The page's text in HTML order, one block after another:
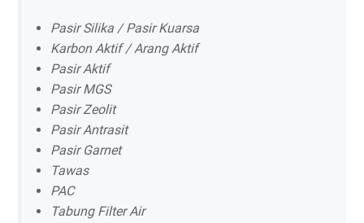
Pasir Silika / Pasir Kuarsa
Karbon Aktif / Arang Aktif
Pasir Aktif
Pasir MGS
Pasir Zeolit
Pasir Antrasit
Pasir Garnet
Tawas
PAC
Tabung Filter Air